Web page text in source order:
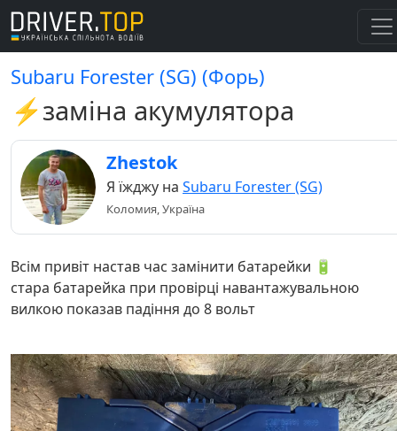
Subaru Forester (SG) (Форь)
⚡️заміна акумулятора
Zhestok
Я їжджу на Subaru Forester (SG)
Коломия, Україна
Всім привіт настав час замінити батарейки 🔋
стара батарейка при провірці навантажувальною
вилкою показав падіння до 8 вольт